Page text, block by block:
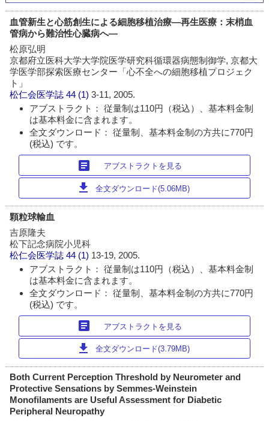
血管新生と心筋創生による細胞移植治療―再生医療：末梢血
管病から難治性心臓病へ―
松原弘明
京都府立医科大学大学院医学研究科循環器病態制御学, 京都大
学医学部探索医療センター「心不全への細胞移植プロジェク
ト」
松仁会医学誌 44 (1)3-11, 2005.
アブストラクト： 従量制は110円（税込）、基本料金制
は基本料金に含まれます。
全文ダウンロード： 従量制、基本料金制の方共に770円
(税込) です。
article アブストラクトを見る
download 全文ダウンロード(5.06MB)
顆粒球輸血
吉原隆夫
松下記念病院小児科
松仁会医学誌 44 (1) 13-19, 2005.
アブストラクト： 従量制は110円（税込）、基本料金制
は基本料金に含まれます。
全文ダウンロード： 従量制、基本料金制の方共に770円
(税込) です。
article アブストラクトを見る
download 全文ダウンロード(3.79MB)
Both Current Perception Threshold by Neurometer and
Protective Sensations by Semmes-Weinstein
Monofilaments are Useful Assessment for Diabetic
Peripheral Neuropathy